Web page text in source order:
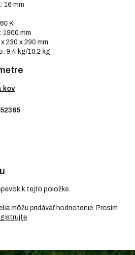
16 mm
K
1900 mm
230 x 290 mm
9,4 kg/10,2 kg
kov
k tejto položke.
môžu pridávať hodnotenie. Prosím